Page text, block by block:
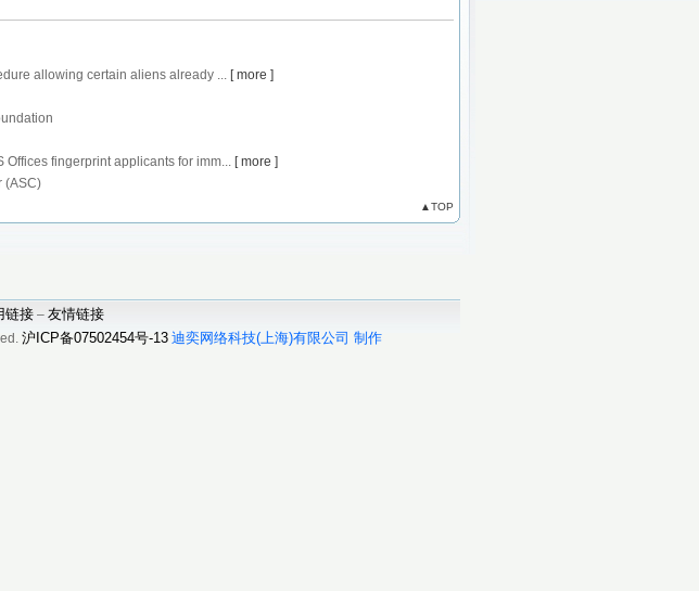
allowing certain aliens already ... [ more ]
Offices fingerprint applicants for imm... [ more ]
(ASC)
▲TOP
链接– 友情链接
沪ICP备07502454号-13 迪奕网络科技(上海)有限公司 制作